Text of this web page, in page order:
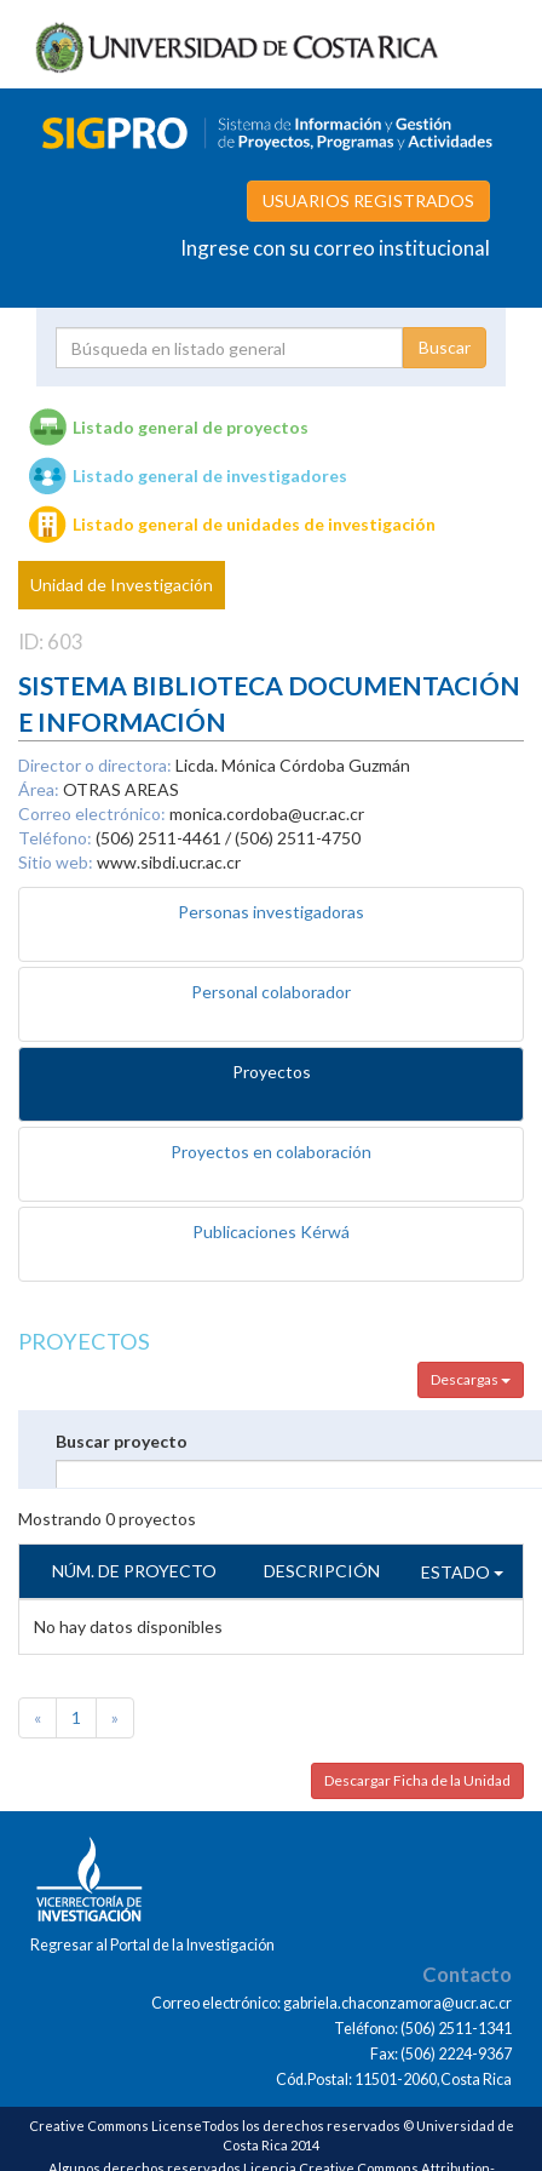
USUARIOS REGISTRADOS
Ingrese con su correo institucional
Unidades de investigación
Listado general de proyectos
Listado general de investigadores
Listado general de unidades de investigación
Unidad de Investigación
ID: 603
SISTEMA BIBLIOTECA DOCUMENTACIÓN
E INFORMACIÓN
Director o directora: Licda. Mónica Córdoba Guzmán
Área: OTRAS AREAS
Correo electrónico: monica.cordoba@ucr.ac.cr
Teléfono: (506) 2511-4461 / (506) 2511-4750
Sitio web: www.sibdi.ucr.ac.cr
Personas investigadoras
Personal colaborador
Proyectos
Proyectos en colaboración
Publicaciones Kérwá
PROYECTOS
Descargas
Buscar proyecto
Mostrando 0proyectos
NÚM. DE PROYECTO DESCRIPCIÓN ESTADO
No hay datos disponibles
« 1 »
Descargar Ficha de la Unidad
Regresar al Portal de la Investigación
Contacto
Correo electrónico: gabriela.chaconzamora@ucr.ac.cr
Teléfono: (506) 2511-1341
Fax: (506) 2224-9367
Cód.Postal: 11501-2060,Costa Rica
Creative Commons LicenseTodos los derechos reservados © Universidad de
Costa Rica 2014